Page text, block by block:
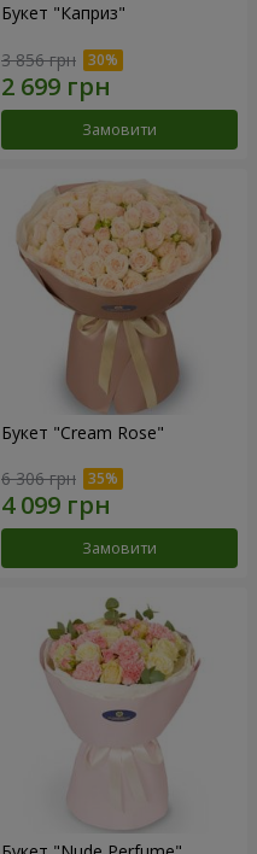
Букет "Каприз"
3 856 грн
Замовити
Букет "Cream Rose"
6 306 грн
Замовити